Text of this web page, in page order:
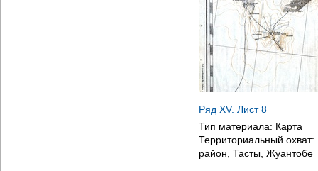
Ряд XV. Лист 8
Тип материала: Карта
Территориальный охват:
район, Тасты, Жуантобе